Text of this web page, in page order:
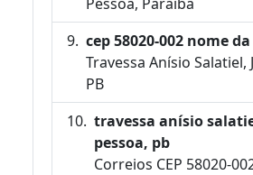
cep 58020-002 nome
Travessa Anísio Salatiel,
PB
travessa anísio
pessoa, pb
Correios CEP 58020-